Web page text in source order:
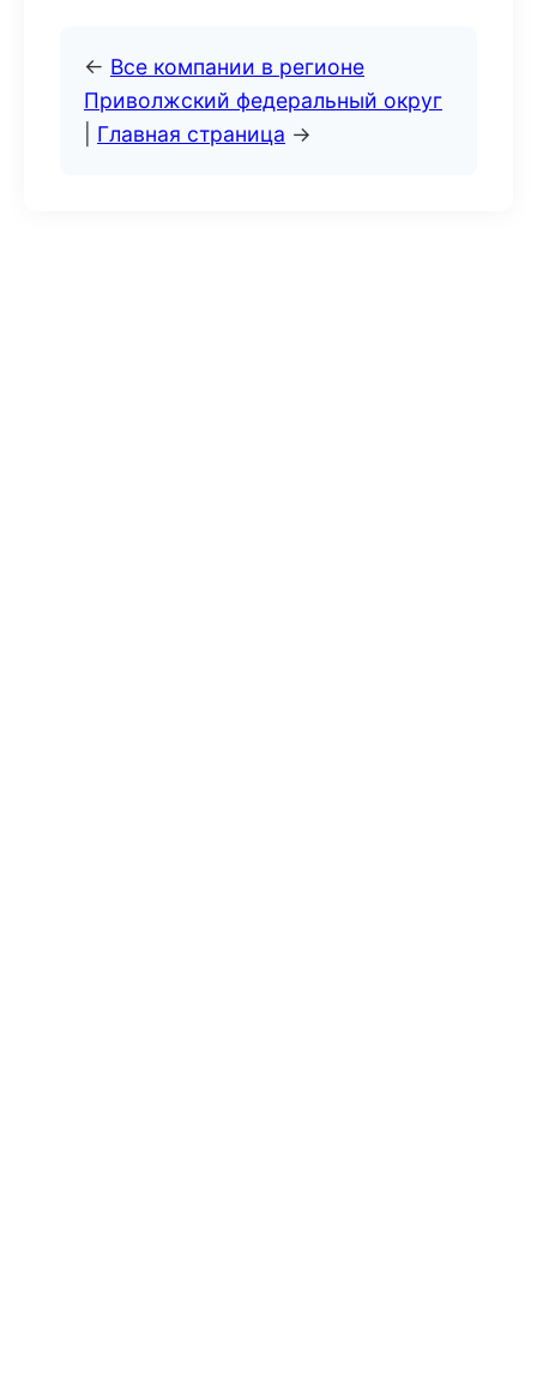
← Все компании в регионе
Приволжский федеральный округ
Главная страница →